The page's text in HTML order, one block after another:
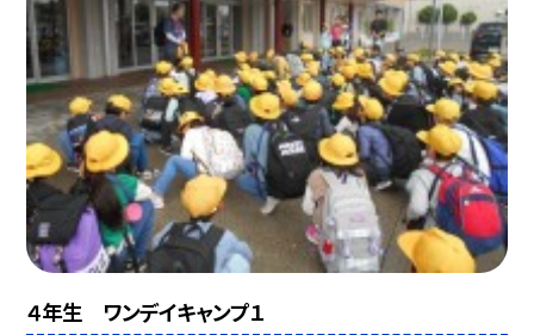
４年生 ワンデイキャンプ１